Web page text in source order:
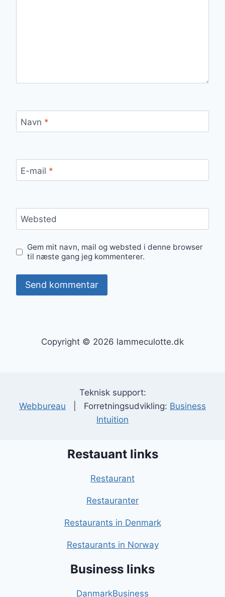
Navn *
E-mail *
Websted
Gem mit navn, mail og websted i denne browser
til næste gang jeg kommenterer.
Copyright © 2026 lammeculotte.dk
Teknisk support:
Webbureau | Forretningsudvikling: Business
Intuition
Restauant links
Restaurant
Restauranter
Restaurants in Denmark
Restaurants in Norway
Business links
DanmarkBusiness